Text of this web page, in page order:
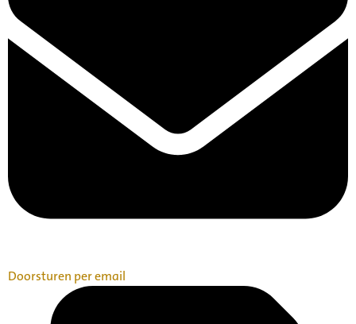
Doorsturen per email